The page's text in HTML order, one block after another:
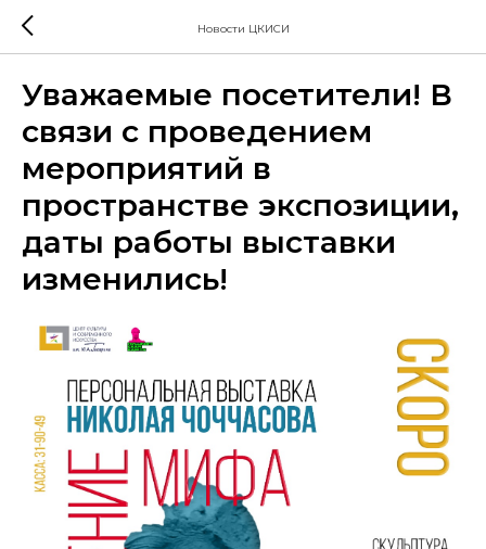
Новости ЦКИСИ
Уважаемые посетители! В
связи с проведением
мероприятий в
пространстве экспозиции,
даты работы выставки
изменились!